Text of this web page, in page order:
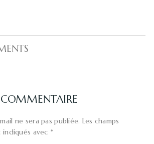
COMMENTAIRE
ne sera pas publiée. Les champs
avec *